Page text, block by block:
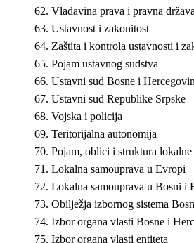
Vladavina prava i pravna država
Ustavnost i zakonitost
Zaštita i kontrola ustavnosti i
Pojam ustavnog sudstva
Ustavni sud Bosne i
Ustavni sud Republike Srpske
Vojska i policija
Teritorijalna autonomija
Pojam, oblici i struktura lokalne
Lokalna samouprava u Evropi
Lokalna samouprava u Bosni i
Obilježja izbornog sistema
Izbor organa vlasti Bosne i
Izbor organa vlasti entiteta